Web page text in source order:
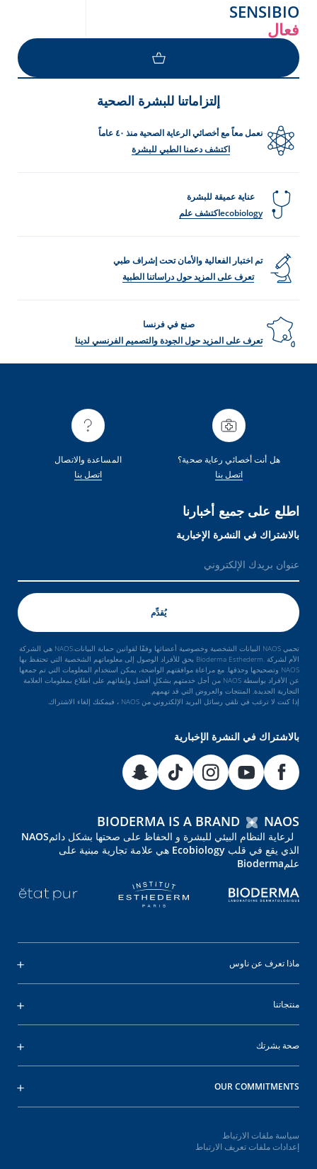
SENSIBIO
فعال
إلتزاماتنا للبشرة الصحية
نعمل معاً مع أخصائي الرعاية الصحية منذ ٤٠ عاماً
اكتشف دعمنا الطبي للبشرة
عناية عميقة للبشرة
ecobiologyاكتشف علم
تم اختبار الفعالية والأمان تحت إشراف طبي
تعرف على المزيد حول دراساتنا الطبية
صنع في فرنسا
تعرف على المزيد حول الجودة والتصميم الفرنسي لدينا
هل أنت أخصائي رعاية صحية؟
اتصل بنا
المساعدة والاتصال
اتصل بنا
اطلع على جميع أخبارنا
بالاشتراك في النشرة الإخبارية
تحمي NAOS البيانات الشخصية وخصوصية أعضائها وفقًا لقوانين حماية البيانات.NAOS هي الشركة
الأم لشركة .Bioderma Esthederm يحق للأفراد الوصول إلى معلوماتهم الشخصية التي تحتفظ بها
NAOS وتصحيحها وحذفها. مع مراعاة موافقتهم الواضحة، يمكن استخدام المعلومات التي تم جمعها
عن الأفراد بواسطة NAOS من أجل خدمتهم بشكلٍ أفضل وإبقائهم على اطلاع بمعلومات العلامة
التجارية الجديدة, المنتجات والعروض التي قد تهمهم.
إذا كنت لا ترغب في تلقي رسائل البريد الإلكتروني من NAOS ، فيمكنك إلغاء الاشتراك.
بالاشتراك في النشرة الإخبارية
BIODERMA IS A BRAND NAOS
لرعاية النظام البيئي للبشرة و الحفاظ على صحتها بشكل دائمNAOS
الذي يقع في قلب Ecobiology هي علامة تجارية مبنية على
علمBioderma
ماذا تعرف عن ناوس
منتجاتنا
صحة بشرتك
OUR COMMITMENTS
سياسة ملفات الارتباط
إعدادات ملفات تعريف الارتباط